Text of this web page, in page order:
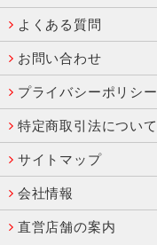
よくある質問
お問い合わせ
プライバシーポリシー
特定商取引法について
サイトマップ
会社情報
直営店舗の案内